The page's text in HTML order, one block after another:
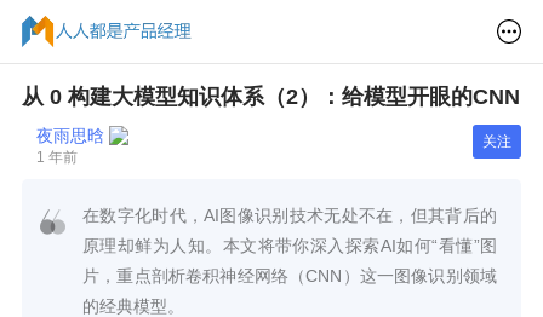
从 0 构建大模型知识体系（2）：给模型开眼的CNN
夜雨思晗
1 年前
关注
在数字化时代，AI图像识别技术无处不在，但其背后的
原理却鲜为人知。本文将带你深入探索AI如何“看懂”图
片，重点剖析卷积神经网络（CNN）这一图像识别领域
的经典模型。